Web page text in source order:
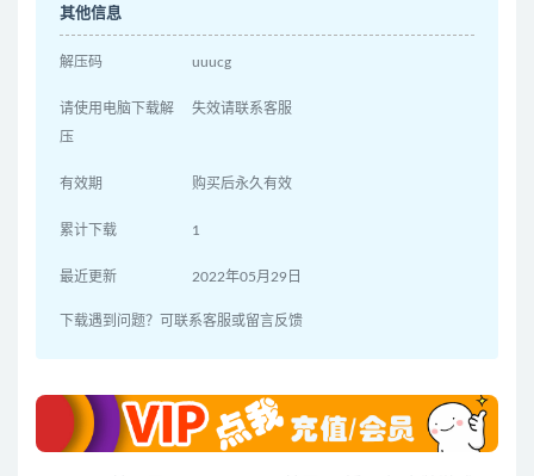
其他信息
解压码 uuucg
请使用电脑下载解
压
失效请联系客服
有效期 购买后永久有效
累计下载 1
最近更新 2022年05月29日
下载遇到问题？可联系客服或留言反馈